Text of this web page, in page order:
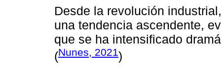
Desde la revolución
una tendencia ascendente,
que se ha intensificado
(Nunes, 2021)